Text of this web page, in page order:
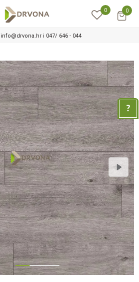
0 0
info@drvona.hr i 047/ 646 - 044
1 2